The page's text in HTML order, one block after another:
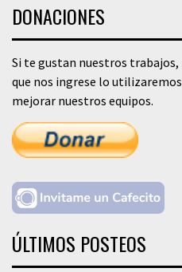
DONACIONES
Si te gustan nuestros trabajos,
que nos ingrese lo
mejorar nuestros equipos.
ÚLTIMOS POSTEOS